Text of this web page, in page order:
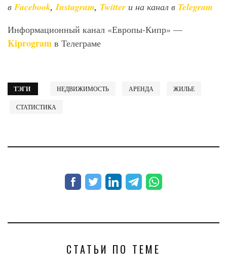
вFacebook,Instagram, Twitter и на канал в Telegram
Информационный канал «Европы-Кипр» —
Kiprogram в Телеграме
ТЭГИ НЕДВИЖИМОСТЬ АРЕНДА ЖИЛЬЕ
СТАТИСТИКА
СТАТЬИ ПО ТЕМЕ